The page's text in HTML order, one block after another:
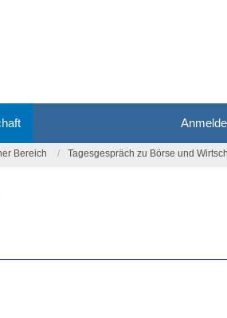
Bereich Tagesgespräch zu Börse und